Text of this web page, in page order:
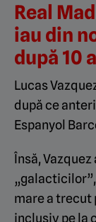
Real
iau din
după 10
Lucas
după ce
Espanyol
Însă,
mare a trecut
inclusiv pe la